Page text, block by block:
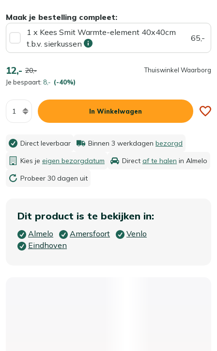
Maak je bestelling compleet:
1 x Kees Smit Warmte-element 40x40cm
t.b.v. sierkussen
65,-
12,- 20,-
Je bespaart: 8,- (-40%)
Thuiswinkel Waarborg
Aantal
In Winkelwagen
Direct leverbaar Binnen 3 werkdagen bezorgd
Kies je eigen bezorgdatum Direct af te halen in Almelo
Probeer 30 dagen uit
Dit product is te bekijken in:
Almelo Amersfoort
Venlo
Eindhoven